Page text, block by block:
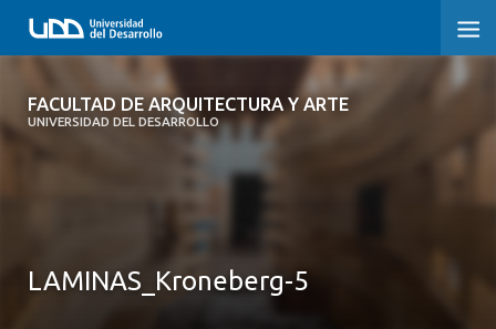
FACULTAD DE ARQUITECTURA Y ARTE
UNIVERSIDAD DEL DESARROLLO
FACULTAD DE ARQUITECTURA Y ARTE
LAMINAS_Kroneberg-5